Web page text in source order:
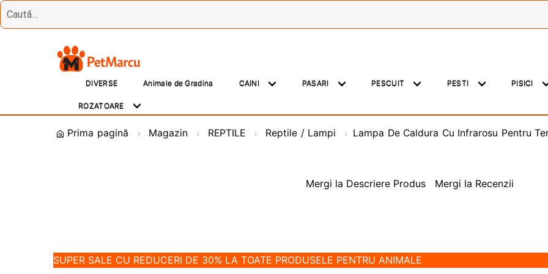
Treci
Sări
DIVERSE Animale de Gradina CAINI PASARI PESCUIT PESTI PISICI
ROZATOARE
Prima pagină Magazin REPTILE Reptile / Lampi Lampa De Caldura Cu Infrarosu Pentru
Mergi la Descriere Produs Mergi la Recenzii
SUPER SALE CU REDUCERI DE 30% LA TOATE PRODUSELE PENTRU ANIMALE